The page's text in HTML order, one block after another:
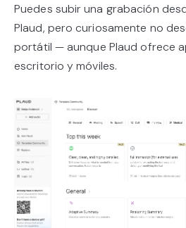
Puedes subir una grabación
Plaud, pero curiosamente no
portátil — aunque Plaud ofrece
escritorio y móviles.